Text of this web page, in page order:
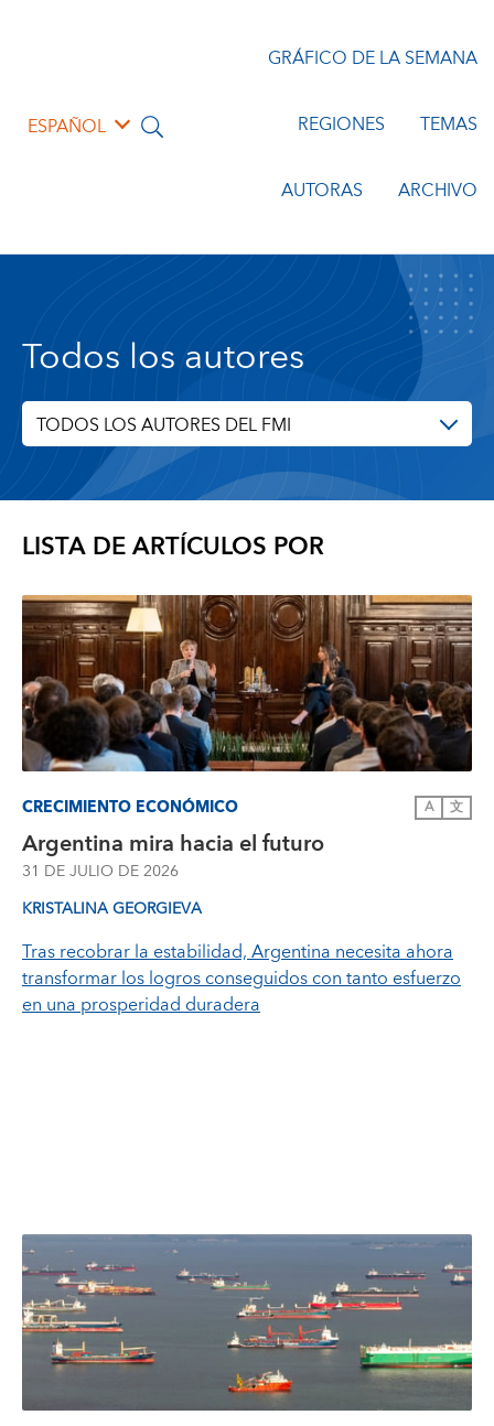
ESPAÑOL
GRÁFICO DE LA SEMANA
REGIONES TEMAS
AUTORAS ARCHIVO
Todos los autores
TODOS LOS AUTORES DEL FMI
LISTA DE ARTÍCULOS POR
CRECIMIENTO ECONÓMICO A 文
Argentina mira hacia el futuro
31 DE JULIO DE 2026
KRISTALINA GEORGIEVA
Tras recobrar la estabilidad, Argentina necesita ahora
transformar los logros conseguidos con tanto esfuerzo
en una prosperidad duradera